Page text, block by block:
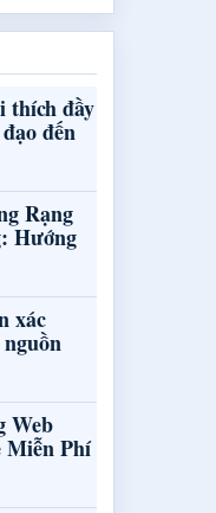
thích đầy
đến
Rạng
Hướng
xác
Web
Miễn Phí